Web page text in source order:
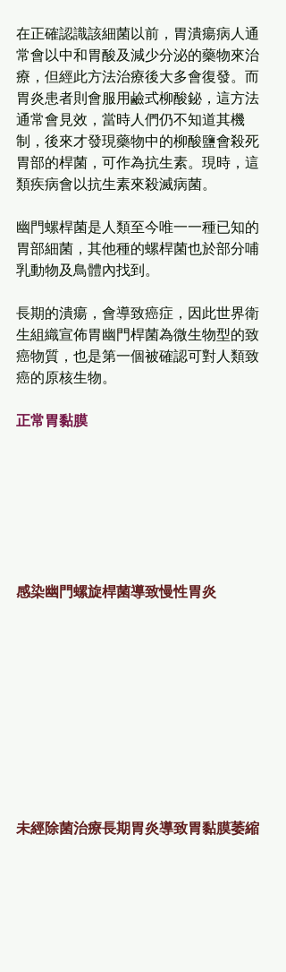
在正確認識該細菌以前，胃潰瘍病人通
常會以中和胃酸及減少分泌的藥物來治
療，但經此方法治療後大多會復發。而
胃炎患者則會服用鹼式柳酸鉍，這方法
通常會見效，當時人們仍不知道其機
制，後來才發現藥物中的柳酸鹽會殺死
胃部的桿菌，可作為抗生素。現時，這
類疾病會以抗生素來殺滅病菌。
幽門螺桿菌是人類至今唯一一種已知的
胃部細菌，其他種的螺桿菌也於部分哺
乳動物及鳥體內找到。
長期的潰瘍，會導致癌症，因此世界衛
生組織宣佈胃幽門桿菌為微生物型的致
癌物質，也是第一個被確認可對人類致
癌的原核生物。
正常胃黏膜
感染幽門螺旋桿菌導致慢性胃炎
未經除菌治療長期胃炎導致胃黏膜萎縮